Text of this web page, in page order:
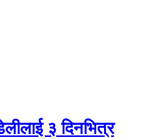
३ दिनभित्र